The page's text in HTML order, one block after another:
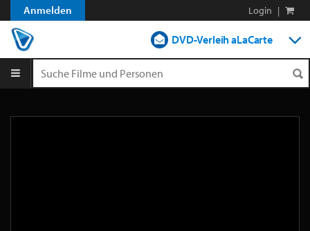
Anmelden Login |
DVD-Verleih aLaCarte